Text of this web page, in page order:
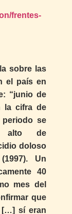
frentes-
sobre las
el país en
“junio de
la cifra de
se
alto de
doloso
Un
40
mes del
que
[…] sí eran